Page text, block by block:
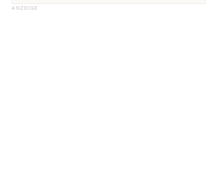
ANZEIGE